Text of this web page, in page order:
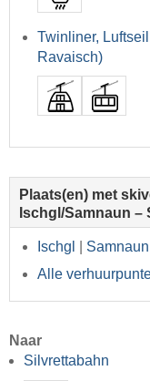
Twinliner,
Ravaisch)
Plaats(en) met
Ischgl/Samnaun –
Ischgl
Samnaun
Alle
Naar
Silvrettabahn